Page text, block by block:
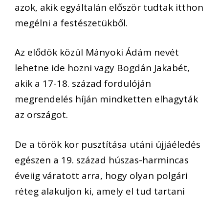
azok, akik egyáltalán először tudtak itthon
megélni a festészetükből.
Az elődök közül Mányoki Ádám nevét
lehetne ide hozni vagy Bogdán Jakabét,
akik a 17-18. század fordulóján
megrendelés híján mindketten elhagyták
az országot.
De a török kor pusztítása utáni újjáéledés
egészen a 19. század húszas-harmincas
éveiig váratott arra, hogy olyan polgári
réteg alakuljon ki, amely el tud tartani